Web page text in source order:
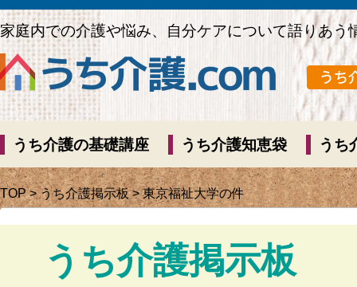
家庭内での介護や悩み、自分ケアについて語りあう
うち介護の基礎講座 うち介護知恵袋 うち
TOP>うち介護掲示板> 東京福祉大学の件
うち介護掲示板